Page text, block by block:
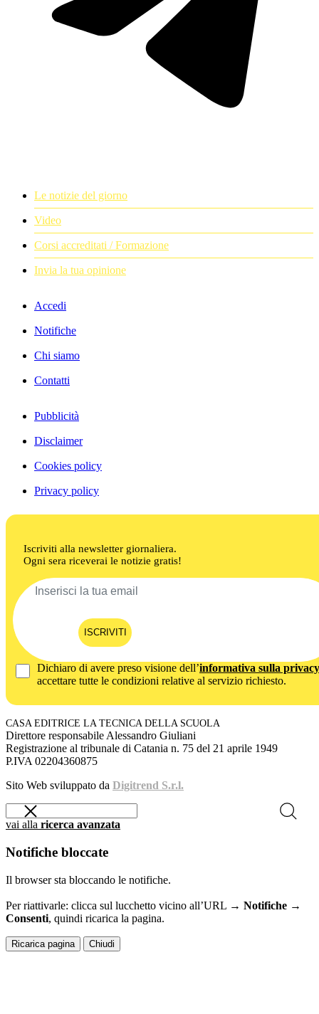
Le notizie del giorno
Video
Corsi accreditati / Formazione
Invia la tua opinione
Accedi
Notifiche
Chi siamo
Contatti
Pubblicità
Disclaimer
Cookies policy
Privacy policy
Iscriviti alla newsletter giornaliera.
Ogni sera riceverai le notizie gratis!
ISCRIVITI
Dichiaro di avere preso visione dell’informativa sulla privacy
accettare tutte le condizioni relative al servizio richiesto.
CASA EDITRICE LA TECNICA DELLA SCUOLA
Direttore responsabile Alessandro Giuliani
Registrazione al tribunale di Catania n. 75 del 21 aprile 1949
P.IVA 02204360875
Sito Web sviluppato da Digitrend S.r.l.
vai alla ricerca avanzata
Notifiche bloccate
Il browser sta bloccando le notifiche.
Per riattivarle: clicca sul lucchetto vicino all’URL → Notifiche →
Consenti, quindi ricarica la pagina.
Ricarica pagina Chiudi